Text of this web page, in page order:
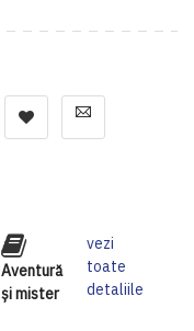
Aventură
și mister
vezi
toate
detaliile